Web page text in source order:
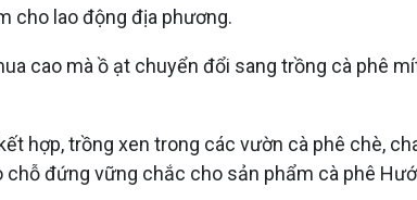
cho lao động địa phương.
cao mà ồ ạt chuyển đổi sang trồng cà phê
hợp, trồng xen trong các vườn cà phê chè,
đứng vững chắc cho sản phẩm cà phê